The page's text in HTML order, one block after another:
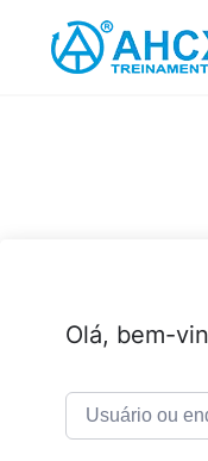
content
Olá, bem-